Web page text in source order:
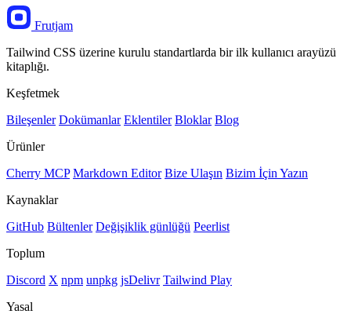
Frutjam
Tailwind CSS üzerine kurulu standartlarda bir ilk kullanıcı arayüzü
kitaplığı.
Keşfetmek
Bileşenler Dokümanlar Eklentiler Bloklar Blog
Ürünler
Cherry MCP Markdown Editor Bize Ulaşın Bizim İçin Yazın
Kaynaklar
GitHub Bültenler Değişiklik günlüğü Peerlist
Toplum
Discord X npm unpkg jsDelivr Tailwind Play
Yasal